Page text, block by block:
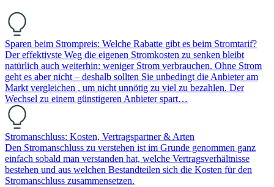
Sparen beim Strompreis: Welche Rabatte gibt es beim Stromtarif?
Der effektivste Weg die eigenen Stromkosten zu senken bleibt
natürlich auch weiterhin: weniger Strom verbrauchen. Ohne Strom
geht es aber nicht – deshalb sollten Sie unbedingt die Anbieter am
Markt vergleichen , um nicht unnötig zu viel zu bezahlen. Der
Wechsel zu einem günstigeren Anbieter spart…
Stromanschluss: Kosten, Vertragspartner & Arten
Den Stromanschluss zu verstehen ist im Grunde genommen ganz
einfach sobald man verstanden hat, welche Vertragsverhältnisse
bestehen und aus welchen Bestandteilen sich die Kosten für den
Stromanschluss zusammensetzen.